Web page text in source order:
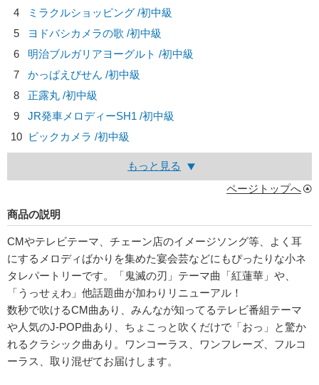
4
ミラクルショッピング /初中級
5
ヨドバシカメラの歌 /初中級
6
明治ブルガリアヨーグルト /初中級
7
かっぱえびせん /初中級
8
正露丸 /初中級
9
JR発車メロディーSH1 /初中級
10 ビックカメラ /初中級
もっと見る
ページトップへ
商品の説明
CMやテレビテーマ、チェーン店のイメージソング等、よく耳
にするメロディばかりを集めた宴会芸などにもぴったりな小ネ
タレパートリーです。「鬼滅の刃」テーマ曲「紅蓮華」や、
「うっせぇわ」他話題曲が加わりリニューアル！
数秒で吹けるCM曲あり、みんなが知ってるテレビ番組テーマ
や人気のJ-POP曲あり、ちょこっと吹くだけで「おっ」と驚か
れるクラシック曲あり。ワンコーラス、ワンフレーズ、フルコ
ーラス、取り混ぜてお届けします。